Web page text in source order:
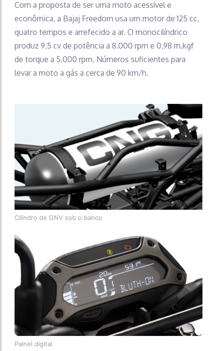
Com a proposta de ser uma moto acessível e
econômica, a Bajaj Freedom usa um motor de 125 cc,
quatro tempos e arrefecido a ar. O monocilíndrico
produz 9,5 cv de potência a 8.000 rpm e 0,98 m.kgf
de torque a 5.000 rpm. Números suficientes para
levar a moto a gás a cerca de 90 km/h.
Cilindro de GNV sob o banco
Painel digital